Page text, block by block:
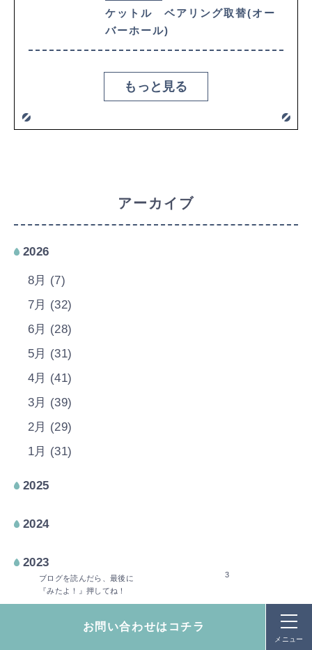
お問い合わせはコチラ
メニュー
ケットル ベアリング取替(オー
バーホール)
もっと見る
アーカイブ
2026
8月 (7)
7月 (32)
6月 (28)
5月 (31)
4月 (41)
3月 (39)
2月 (29)
1月 (31)
2025
2024
2023
ブログを読んだら、最後に
『みたよ！』押してね！
3